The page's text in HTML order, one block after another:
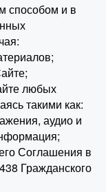
способом и в
любых
такими как:
аудио и
Соглашения в
Гражданского